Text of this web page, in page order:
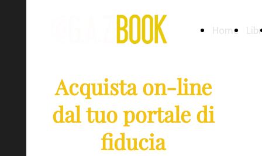
Home
Acquista on-line
dal tuo portale di
fiducia